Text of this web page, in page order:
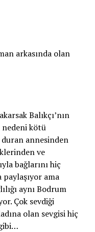
arkasında olan
Balıkçı’nın
nedeni kötü
annesinden
ve
bağlarını hiç
ama
aynı Bodrum
Çok sevdiği
olan sevgisi hiç